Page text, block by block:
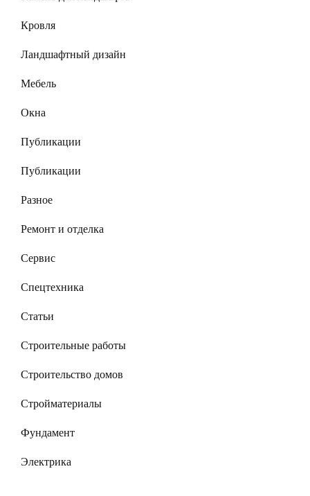
Кровля
Ландшафтный дизайн
Мебель
Окна
Публикации
Публикации
Разное
Ремонт и отделка
Сервис
Спецтехника
Статьи
Строительные работы
Строительство домов
Стройматериалы
Фундамент
Электрика